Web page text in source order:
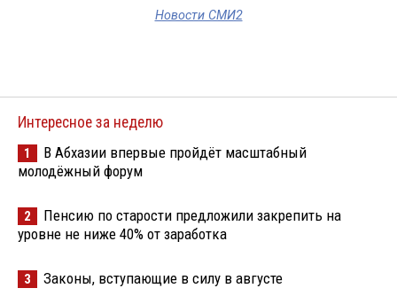
Новости СМИ2
Интересное за неделю
1
В Абхазии впервые пройдёт масштабный
молодёжный форум
2
Пенсию по старости предложили закрепить на
уровне не ниже 40% от заработка
3 Законы, вступающие в силу в августе